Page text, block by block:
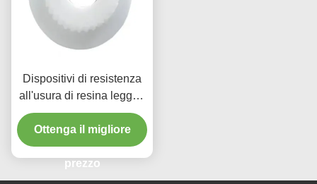
Dispositivi di resistenza
all'usura di resina leggeri
per pezzi di ricambio del
disco del freno
Ottenga il migliore
prezzo